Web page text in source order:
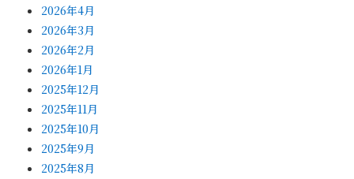
2026年4月
2026年3月
2026年2月
2026年1月
2025年12月
2025年11月
2025年10月
2025年9月
2025年8月